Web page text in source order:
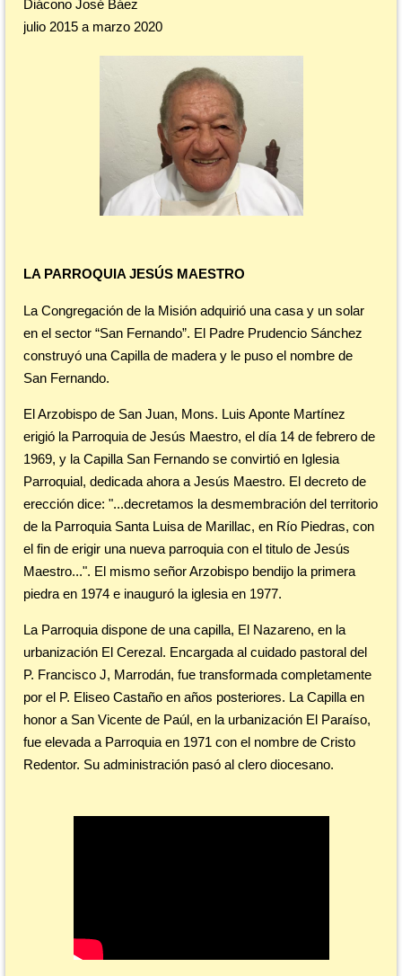
Diácono José Báez
julio 2015 a marzo 2020
LA PARROQUIA JESÚS MAESTRO
La Congregación de la Misión adquirió una casa y un solar
en el sector “San Fernando”. El Padre Prudencio Sánchez
construyó una Capilla de madera y le puso el nombre de
San Fernando.
El Arzobispo de San Juan, Mons. Luis Aponte Martínez
erigió la Parroquia de Jesús Maestro, el día 14 de febrero de
1969, y la Capilla San Fernando se convirtió en Iglesia
Parroquial, dedicada ahora a Jesús Maestro. El decreto de
erección dice: "...decretamos la desmembración del territorio
de la Parroquia Santa Luisa de Marillac, en Río Piedras, con
el fin de erigir una nueva parroquia con el titulo de Jesús
Maestro...". El mismo señor Arzobispo bendijo la primera
piedra en 1974 e inauguró la iglesia en 1977.
La Parroquia dispone de una capilla, El Nazareno, en la
urbanización El Cerezal. Encargada al cuidado pastoral del
P. Francisco J, Marrodán, fue transformada completamente
por el P. Eliseo Castaño en años posteriores. La Capilla en
honor a San Vicente de Paúl, en la urbanización El Paraíso,
fue elevada a Parroquia en 1971 con el nombre de Cristo
Redentor. Su administración pasó al clero diocesano.